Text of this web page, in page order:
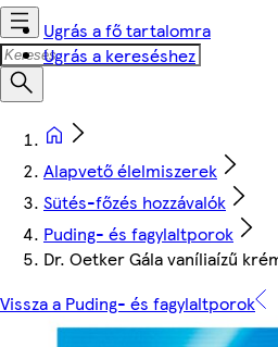
Ugrás a fő tartalomra
Ugrás a kereséshez
Alapvető élelmiszerek
Sütés-főzés hozzávalók
Puding- és fagylaltporok
Dr. Oetker Gála vaníliaízű
Vissza a Puding- és fagylaltporok